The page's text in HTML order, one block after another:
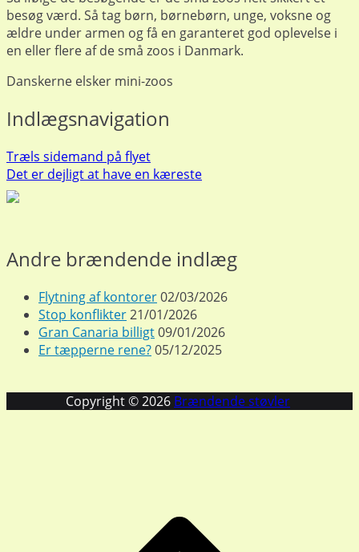
besøg værd. Så tag børn, børnebørn, unge, voksne og
ældre under armen og få en garanteret god oplevelse i
en eller flere af de små zoos i Danmark.
Danskerne elsker mini-zoos
Indlægsnavigation
Træls sidemand på flyet
Det er dejligt at have en kæreste
Andre brændende indlæg
Flytning af kontorer02/03/2026
Stop konflikter21/01/2026
Gran Canaria billigt09/01/2026
Er tæpperne rene?05/12/2025
Copyright © 2026 Brændende støvler